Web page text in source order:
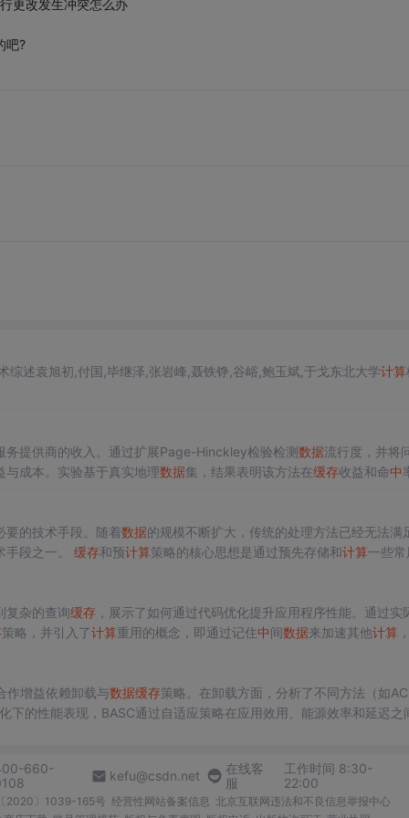
更改发生冲突怎么办
吧?
综述袁旭初,付国,毕继泽,张岩峰,聂铁铮,谷峪,鲍玉斌,于戈东北大学计算
务提供商的收入。通过扩展Page-Hinckley检验检测数据流行度，并将
与成本。实验基于真实地理数据集，结果表明该方法在缓存收益和命中
要的技术手段。随着数据的规模不断扩大，传统的处理方法已经无法满
段之一。 缓存和预计算策略的核心思想是通过预先存储和计算一些
复杂的查询缓存 ，展示了如何通过代码优化提升应用程序性能。通过实
策略，并引入了计算重用的概念，即通过记住中间数据来加速其他计算
增益依赖卸载与数据缓存策略。在卸载方面，分析了不同方法（如
下的性能表现，BASC通过自适应策略在应用效用、能源效率和延迟之
660-
kefu@csdn.net
在线客
服
工作时间 8:30-
22:00
2020〕1039-165号 经营性网站备案信息 北京互联网违法和不良信息举报中心